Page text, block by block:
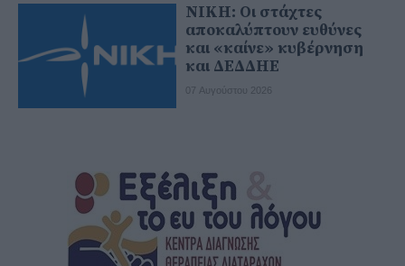
ΝΙΚΗ: Οι στάχτες
αποκαλύπτουν ευθύνες
και «καίνε» κυβέρνηση
και ΔΕΔΔΗΕ
07 Αυγούστου 2026